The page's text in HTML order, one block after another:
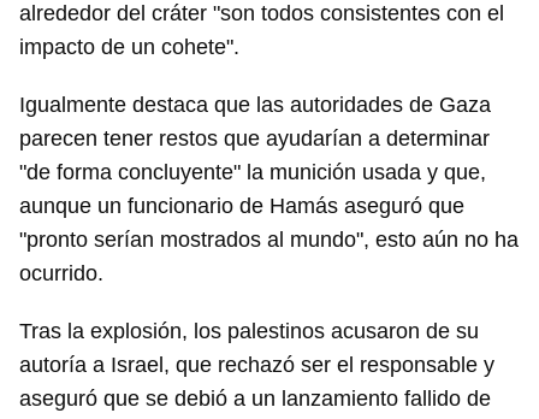
alrededor del cráter "son todos consistentes con el
impacto de un cohete".
Igualmente destaca que las autoridades de Gaza
parecen tener restos que ayudarían a determinar
"de forma concluyente" la munición usada y que,
aunque un funcionario de Hamás aseguró que
"pronto serían mostrados al mundo", esto aún no ha
ocurrido.
Tras la explosión, los palestinos acusaron de su
autoría a Israel, que rechazó ser el responsable y
aseguró que se debió a un lanzamiento fallido de